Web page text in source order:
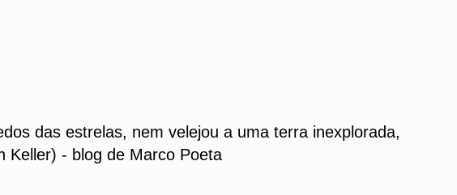
das estrelas, nem velejou a uma terra inexplorada,
Keller) - blog de Marco Poeta